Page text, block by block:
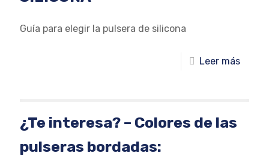
Guía para elegir la pulsera de silicona
Leer más
¿Te interesa? – Colores de las
pulseras bordadas: